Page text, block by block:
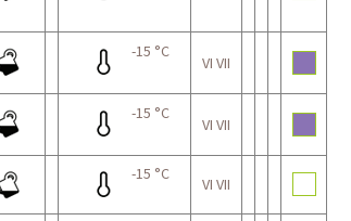
-15 °C
VI VII
-15 °C
VI VII
-15 °C
VI VII